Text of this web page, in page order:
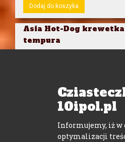
Dodaj do koszyka
Asia Hot-Dog krewetka
tempura
45,00zł
Znajdź
10ipol.pl
Informujemy, iż w
optymalizacji